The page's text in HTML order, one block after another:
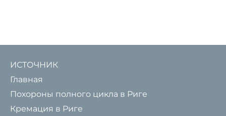
ИСТОЧНИК
Главная
Похороны полного цикла в Риге
Кремация в Риге